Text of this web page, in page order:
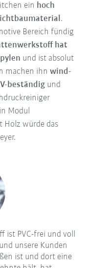
ein hoch
.
Bereich fündig
hat
und ist absolut
machen ihnwind-
beständig und
Modul
Holz würde das
ist PVC-frei und voll
unsere Kunden
ist und dort eine